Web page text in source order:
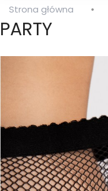
Strona główna
PARTY